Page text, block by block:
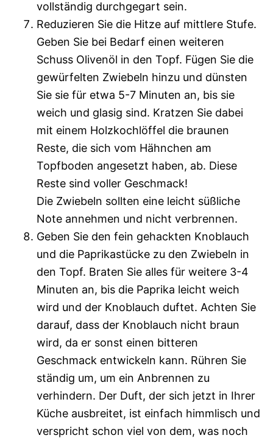
vollständig durchgegart sein.
Reduzieren Sie die Hitze auf mittlere Stufe.
Geben Sie bei Bedarf einen weiteren
Schuss Olivenöl in den Topf. Fügen Sie die
gewürfelten Zwiebeln hinzu und dünsten
Sie sie für etwa 5-7 Minuten an, bis sie
weich und glasig sind. Kratzen Sie dabei
mit einem Holzkochlöffel die braunen
Reste, die sich vom Hähnchen am
Topfboden angesetzt haben, ab. Diese
Reste sind voller Geschmack!
Die Zwiebeln sollten eine leicht süßliche
Note annehmen und nicht verbrennen.
Geben Sie den fein gehackten Knoblauch
und die Paprikastücke zu den Zwiebeln in
den Topf. Braten Sie alles für weitere 3-4
Minuten an, bis die Paprika leicht weich
wird und der Knoblauch duftet. Achten Sie
darauf, dass der Knoblauch nicht braun
wird, da er sonst einen bitteren
Geschmack entwickeln kann. Rühren Sie
ständig um, um ein Anbrennen zu
verhindern. Der Duft, der sich jetzt in Ihrer
Küche ausbreitet, ist einfach himmlisch und
verspricht schon viel von dem, was noch